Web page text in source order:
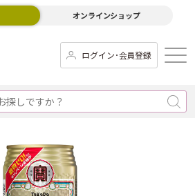
オンラインショップ
ログイン･会員登録